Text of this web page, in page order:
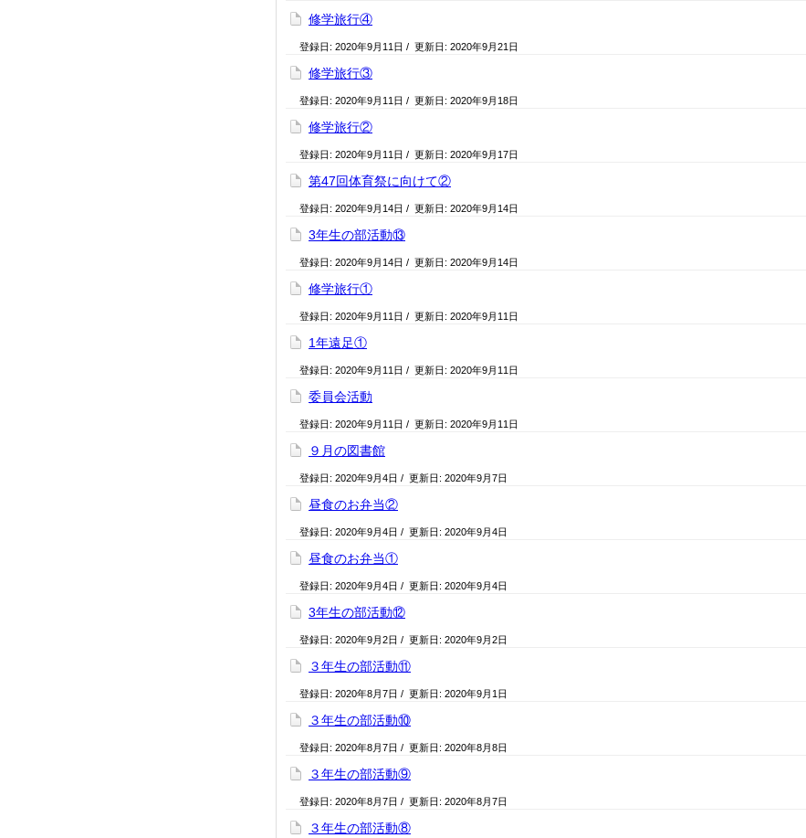
修学旅行④
登録日: 2020年9月11日 / 更新日: 2020年9月21日
修学旅行③
登録日: 2020年9月11日 / 更新日: 2020年9月18日
修学旅行②
登録日: 2020年9月11日 / 更新日: 2020年9月17日
第47回体育祭に向けて②
登録日: 2020年9月14日 / 更新日: 2020年9月14日
3年生の部活動⑬
登録日: 2020年9月14日 / 更新日: 2020年9月14日
修学旅行①
登録日: 2020年9月11日 / 更新日: 2020年9月11日
1年遠足①
登録日: 2020年9月11日 / 更新日: 2020年9月11日
委員会活動
登録日: 2020年9月11日 / 更新日: 2020年9月11日
９月の図書館
登録日: 2020年9月4日 / 更新日: 2020年9月7日
昼食のお弁当②
登録日: 2020年9月4日 / 更新日: 2020年9月4日
昼食のお弁当①
登録日: 2020年9月4日 / 更新日: 2020年9月4日
3年生の部活動⑫
登録日: 2020年9月2日 / 更新日: 2020年9月2日
３年生の部活動⑪
登録日: 2020年8月7日 / 更新日: 2020年9月1日
３年生の部活動⑩
登録日: 2020年8月7日 / 更新日: 2020年8月8日
３年生の部活動⑨
登録日: 2020年8月7日 / 更新日: 2020年8月7日
３年生の部活動⑧